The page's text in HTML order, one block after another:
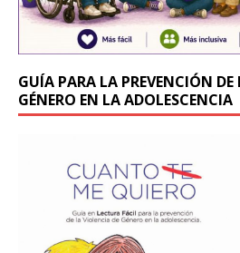
GUÍA PARA LA PREVENCIÓN
GÉNERO EN LA ADOLESCENCIA